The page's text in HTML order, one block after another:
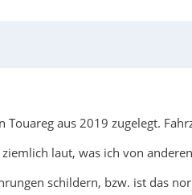
Touareg aus 2019 zugelegt.
laut, was ich von
schildern, bzw. ist das